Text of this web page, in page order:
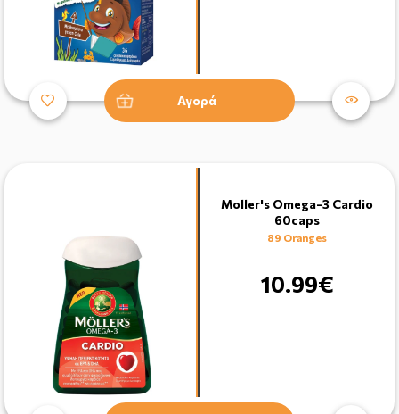
Αγορά
Moller's Omega-3 Cardio
60caps
89 Oranges
10.99€